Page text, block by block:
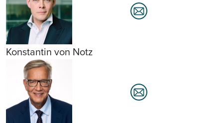
Konstantin von Notz